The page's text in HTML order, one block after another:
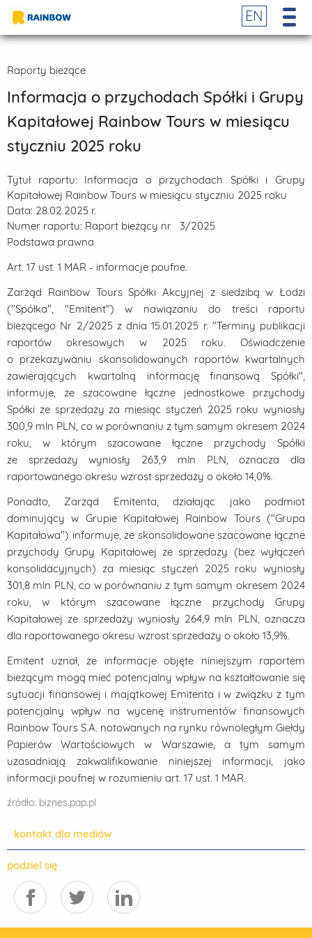
EN
Raporty bieżące
Informacja o przychodach Spółki i Grupy
Kapitałowej Rainbow Tours w miesiącu
styczniu 2025 roku
Tytuł raportu: Informacja o przychodach Spółki i Grupy
Kapitałowej Rainbow Tours w miesiącu styczniu 2025 roku
Data: 28.02.2025 r.
Numer raportu: Raport bieżący nr 3/2025
Podstawa prawna
Art. 17 ust. 1 MAR - informacje poufne.
Zarząd Rainbow Tours Spółki Akcyjnej z siedzibą w Łodzi
("Spółka", "Emitent") w nawiązaniu do treści raportu
bieżącego Nr 2/2025 z dnia 15.01.2025 r. "Terminy publikacji
raportów okresowych w 2025 roku. Oświadczenie
o przekazywaniu skonsolidowanych raportów kwartalnych
zawierających kwartalną informację finansową Spółki",
informuje, że szacowane łączne jednostkowe przychody
Spółki ze sprzedaży za miesiąc styczeń 2025 roku wyniosły
300,9 mln PLN, co w porównaniu z tym samym okresem 2024
roku, w którym szacowane łączne przychody Spółki
ze sprzedaży wyniosły 263,9 mln PLN, oznacza dla
raportowanego okresu wzrost sprzedaży o około 14,0%.
Ponadto, Zarząd Emitenta, działając jako podmiot
dominujący w Grupie Kapitałowej Rainbow Tours ("Grupa
Kapitałowa") informuje, że skonsolidowane szacowane łączne
przychody Grupy Kapitałowej ze sprzedaży (bez wyłączeń
konsolidacyjnych) za miesiąc styczeń 2025 roku wyniosły
301,8 mln PLN, co w porównaniu z tym samym okresem 2024
roku, w którym szacowane łączne przychody Grupy
Kapitałowej ze sprzedaży wyniosły 264,9 mln PLN, oznacza
dla raportowanego okresu wzrost sprzedaży o około 13,9%.
Emitent uznał, że informacje objęte niniejszym raportem
bieżącym mogą mieć potencjalny wpływ na kształtowanie się
sytuacji finansowej i majątkowej Emitenta i w związku z tym
potencjalny wpływ na wycenę instrumentów finansowych
Rainbow Tours S.A. notowanych na rynku równoległym Giełdy
Papierów Wartościowych w Warszawie, a tym samym
uzasadniają zakwalifikowanie niniejszej informacji, jako
informacji poufnej w rozumieniu art. 17 ust. 1 MAR.
źródło: biznes.pap.pl
kontakt dla mediów
podziel się